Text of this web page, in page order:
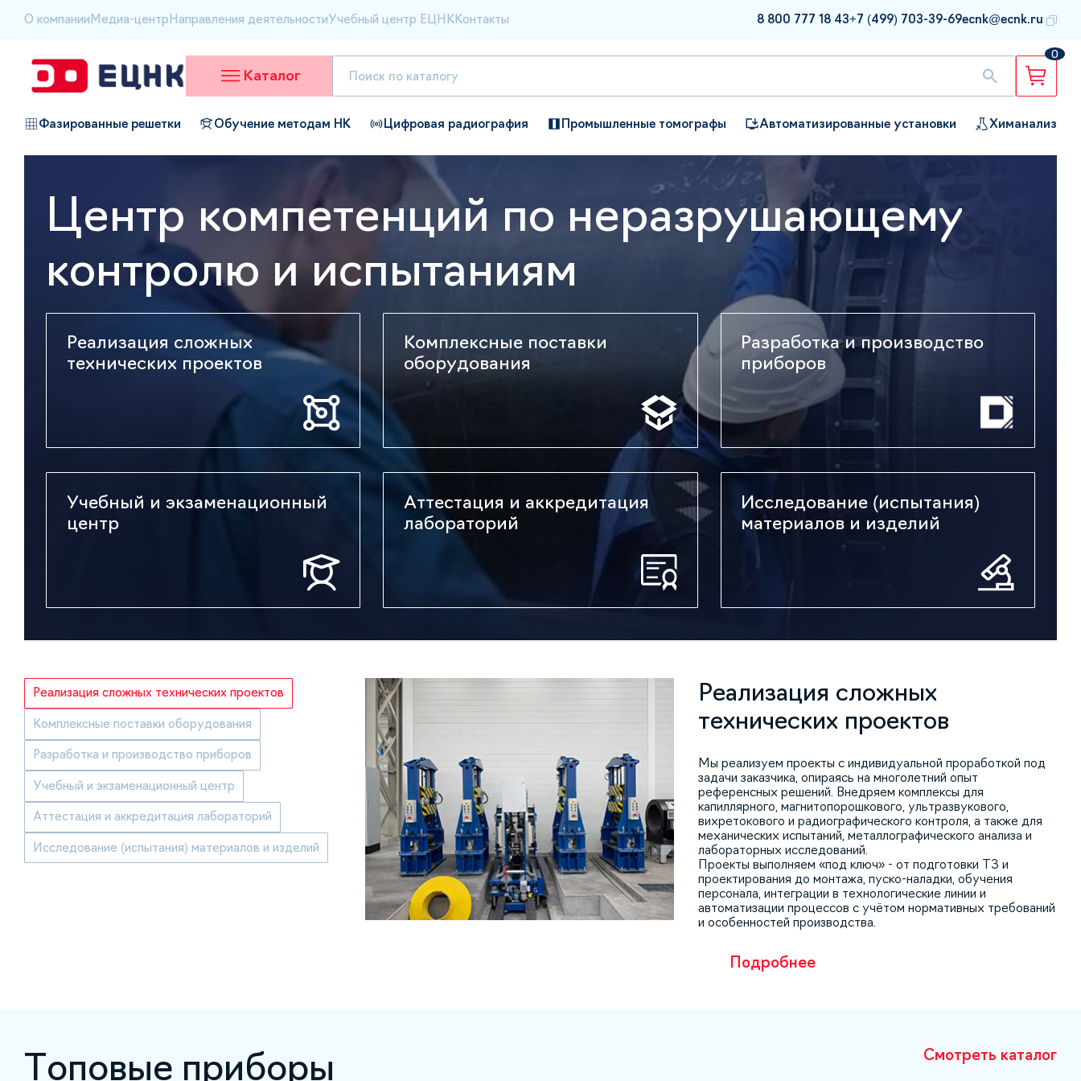
О компании Медиа-центр Направления деятельностиУчебный центр ЕЦНК Контакты 8 800 777 18 43+7 (499) 703-39-69ecnk@ecnk.ru
Каталог
0
Фазированные решетки Обучение методам НК Цифровая радиография Промышленные томографы Автоматизированные установки Химанализ
Центр компетенций по неразрушающему
контролю и испытаниям
Реализация сложных
технических проектов
Комплексные поставки
оборудования
Разработка и производство
приборов
Учебный и экзаменационный
центр
Аттестация и аккредитация
лабораторий
Исследование (испытания)
материалов и изделий
Реализация сложных технических проектов
Комплексные поставки оборудования
Разработка и производство приборов
Учебный и экзаменационный центр
Аттестация и аккредитация лабораторий
Исследование (испытания) материалов и изделий
Реализация сложных
технических проектов
Мы реализуем проекты с индивидуальной проработкой под
задачи заказчика, опираясь на многолетний опыт
референсных решений. Внедряем комплексы для
капиллярного, магнитопорошкового, ультразвукового,
вихретокового и радиографического контроля, а также для
механических испытаний, металлографического анализа и
лабораторных исследований.
Проекты выполняем «под ключ» - от подготовки ТЗ и
проектирования до монтажа, пуско-наладки, обучения
персонала, интеграции в технологические линии и
автоматизации процессов с учётом нормативных требований
и особенностей производства.
Подробнее
Топовые приборы Смотреть каталог